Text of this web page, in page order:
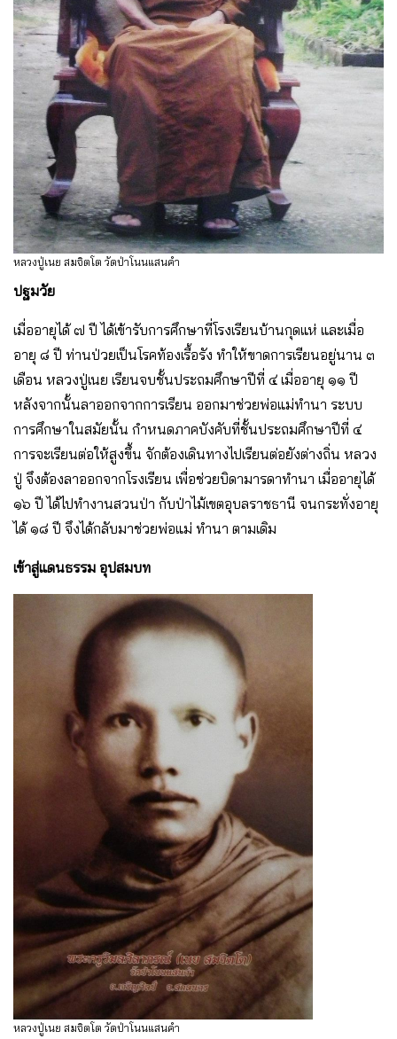
หลวงปู่เนย สมจิตโต วัดป่าโนนแสนคำ
ปฐมวัย
เมื่ออายุได้ ๗ ปี ได้เข้ารับการศึกษาที่โรงเรียนบ้านกุดแห่ และเมื่อ
อายุ ๘ ปี ท่านป่วยเป็นโรคท้องเรื้อรัง ทําให้ขาดการเรียนอยู่นาน ๓
เดือน หลวงปู่เนย เรียนจบชั้นประถมศึกษาปีที่ ๔ เมื่ออายุ ๑๑ ปี
หลังจากนั้นลาออกจากการเรียน ออกมาช่วยพ่อแม่ทํานา ระบบ
การศึกษาในสมัยนั้น กําหนดภาคบังคับที่ชั้นประถมศึกษาปีที่ ๔
การจะเรียนต่อให้สูงขึ้น จักต้องเดินทางไปเรียนต่อยังต่างถิ่น หลวง
ปู่ จึงต้องลาออกจากโรงเรียน เพื่อช่วยบิดามารดาทํานา เมื่ออายุได้
๑๖ ปี ได้ไปทํางานสวนป่า กับป่าไม้เขตอุบลราชธานี จนกระทั่งอายุ
ได้ ๑๘ ปี จึงได้กลับมาช่วยพ่อแม่ ทํานา ตามเดิม
เข้าสู่แดนธรรม อุปสมบท
หลวงปู่เนย สมจิตโต วัดป่าโนนแสนคำ